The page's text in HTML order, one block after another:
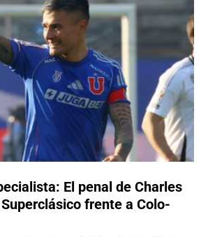
El penal de Charles
frente a Colo-